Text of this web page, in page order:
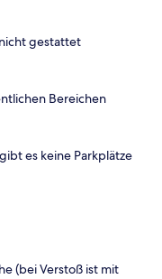
gestattet
Bereichen
es keine Parkplätze
(bei Verstoß ist mit